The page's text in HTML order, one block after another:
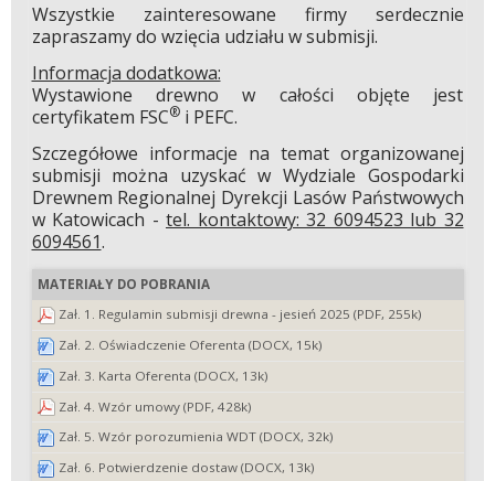
Wszystkie zainteresowane firmy serdecznie
zapraszamy do wzięcia udziału w submisji.
Informacja dodatkowa:
Wystawione drewno w całości objęte jest
certyfikatem FSC®i PEFC.
Szczegółowe informacje na temat organizowanej
submisji można uzyskać w Wydziale Gospodarki
Drewnem Regionalnej Dyrekcji Lasów Państwowych
w Katowicach - tel. kontaktowy: 32 6094523 lub 32
6094561.
MATERIAŁY DO POBRANIA
Zał. 1. Regulamin submisji drewna - jesień 2025 (PDF, 255k)
Zał. 2. Oświadczenie Oferenta (DOCX, 15k)
Zał. 3. Karta Oferenta (DOCX, 13k)
Zał. 4. Wzór umowy (PDF, 428k)
Zał. 5. Wzór porozumienia WDT (DOCX, 32k)
Zał. 6. Potwierdzenie dostaw (DOCX, 13k)